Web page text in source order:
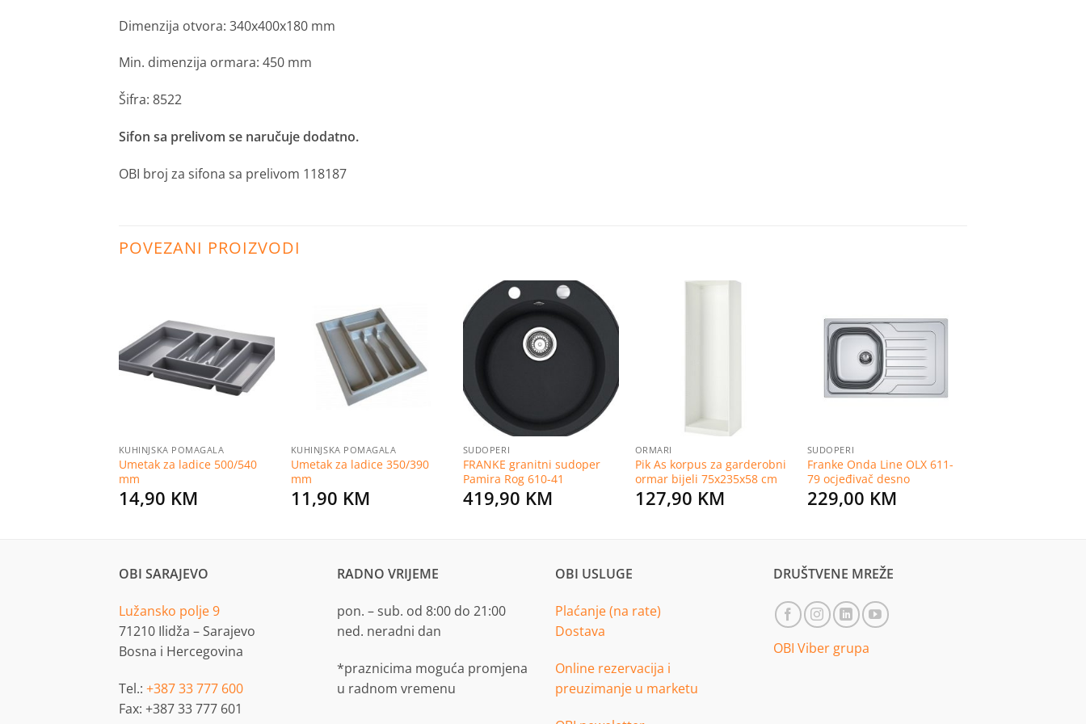
Dimenzija otvora: 340x400x180 mm
Min. dimenzija ormara: 450 mm
Šifra: 8522
Sifon sa prelivom se naručuje dodatno.
OBI broj za sifona sa prelivom 118187
POVEZANI PROIZVODI
na
listu
želja
KUHINJSKA POMAGALA
Umetak za ladice 500/540
mm
14,90 KM
želja
KUHINJSKA POMAGALA
Umetak za ladice 350/390
mm
11,90 KM
Dodaj
na
listu
SUDOPERI
FRANKE granitni sudoper
Pamira Rog 610-41
419,90 KM
ORMARI
Pik As korpus za garderobni
ormar bijeli 75x235x58 cm
127,90 KM
Dodaj
na
SUDOPERI
Franke Onda Line OLX 611-
79 ocjeđivač desno
229,00 KM
OBI SARAJEVO
Lužansko polje 9
71210 Ilidža – Sarajevo
Bosna i Hercegovina
Tel.: +387 33 777 600
Fax: +387 33 777 601
RADNO VRIJEME
pon. – sub. od 8:00 do 21:00
ned. neradni dan
*praznicima moguća promjena
u radnom vremenu
OBI USLUGE
Plaćanje (na rate)
Dostava
Online rezervacija i
preuzimanje u marketu
DRUŠTVENE MREŽE
OBI Viber grupa